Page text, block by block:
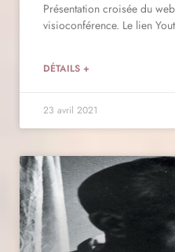
Présentation croisée du
visioconférence. Le lien
DÉTAILS +
23 avril 2021